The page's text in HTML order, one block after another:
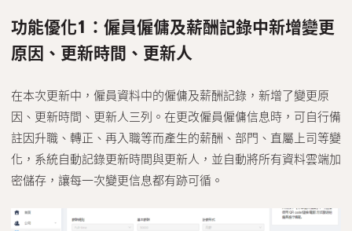
功能優化1：僱員僱傭及薪酬記錄中新增變更
原因、更新時間、更新人
在本次更新中，僱員資料中的僱傭及薪酬記錄，新增了變更原
因、更新時間、更新人三列。在更改僱員僱傭信息時，可自行備
註因升職、轉正、再入職等而產生的薪酬、部門、直屬上司等變
化，系統自動記錄更新時間與更新人，並自動將所有資料雲端加
密儲存，讓每一次變更信息都有跡可循。